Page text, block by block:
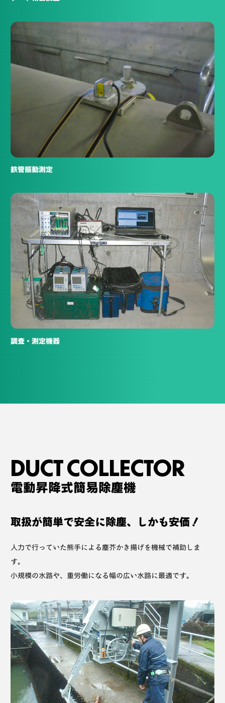
鉄管振動測定
調査・測定機器
DUCT COLLECTOR
電動昇降式簡易除塵機
取扱が簡単で安全に除塵、しかも安価！
人力で行っていた熊手による塵芥かき揚げを機械で補助しま
す。
小規模の水路や、重労働になる幅の広い水路に最適です。